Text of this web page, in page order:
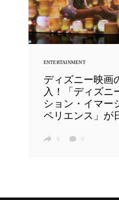
ENTERTAINMENT
ディズニー映画
入！「ディズニ
ション・イマー
ペリエンス」が
0 0